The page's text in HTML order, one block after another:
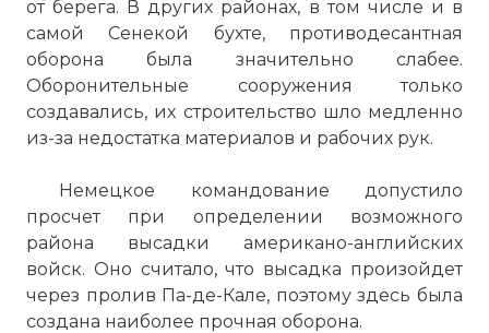
от берега. В других районах, в том числе и в
самой Сенекой бухте, противодесантная
оборона была значительно слабее.
Оборонительные сооружения только
создавались, их строительство шло медленно
из-за недостатка материалов и рабочих рук.
Немецкое командование допустило
просчет при определении возможного
района высадки американо-английских
войск. Оно считало, что высадка произойдет
через пролив Па-де-Кале, поэтому здесь была
создана наиболее прочная оборона.